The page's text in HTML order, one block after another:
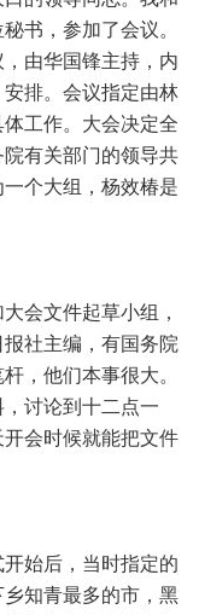
书，参加了会议。
由华国锋主持，内
排。会议指定由林
工作。大会决定全
有关部门的领导共
个大组，杨效椿是
会文件起草小组，
社主编，有国务院
，他们本事很大。
讨论到十二点一
会时候就能把文件
始后，当时指定的
知青最多的市，黑